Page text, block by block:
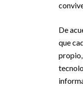
De
que
propio,